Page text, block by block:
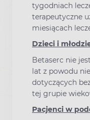
tygodniach
terapeutyczne
miesiącach
Dzieci i
Betaserc nie
lat z powodu
dotyczących
tej grupie
Pacjenci w